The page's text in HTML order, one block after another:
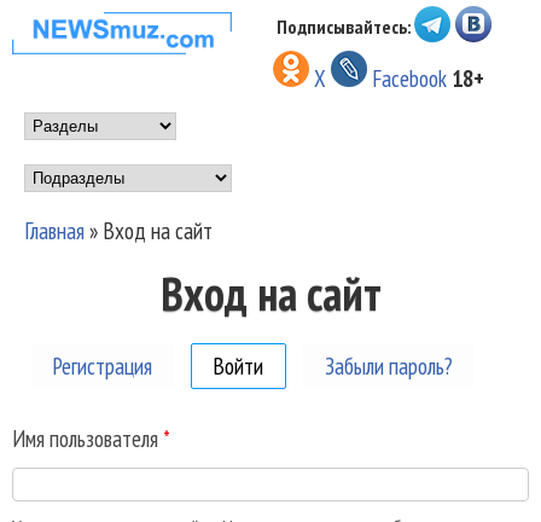
Перейти к основному
содержанию
НОВОСТИ
МУЗЫКИ И
ШОУ БИЗНЕСА
NEWSMUZ.COM
Подписывайтесь:
X Facebook 18+
Main menu
Подразделы
Вы здесь
Главная» Вход на сайт
Вход на сайт
Регистрация Войти (активная вкладка)
Забыли пароль?
Имя пользователя *